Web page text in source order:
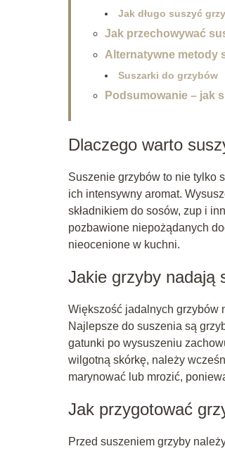
Jak długo suszyć
Jak przechowywać
Alternatywne metody
Suszarki do grzybów
Podsumowanie – jak
Dlaczego warto
Suszenie grzybów to nie tylko
ich intensywny aromat.
składnikiem do sosów, zup i
pozbawione niepożądanych
nieocenione w kuchni.
Jakie grzyby nadają
Większość jadalnych grzybów
Najlepsze do suszenia są
gatunki po wysuszeniu
wilgotną skórkę, należy
marynować lub mrozić,
Jak przygotować
Przed suszeniem grzyby